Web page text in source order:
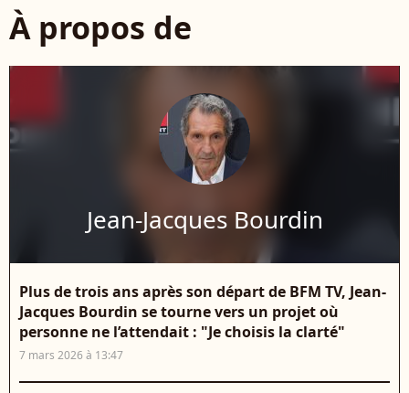
À propos de
Jean-Jacques Bourdin
Plus de trois ans après son départ de BFM TV, Jean-
Jacques Bourdin se tourne vers un projet où
personne ne l’attendait : "Je choisis la clarté"
7 mars 2026 à 13:47